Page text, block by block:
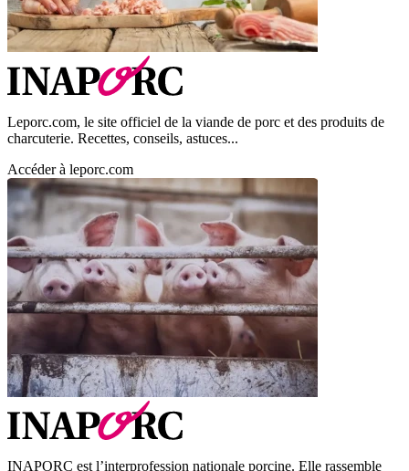
Leporc.com, le site officiel de la viande de porc et des produits de
charcuterie. Recettes, conseils, astuces...
Accéder à leporc.com
INAPORC est l’interprofession nationale porcine. Elle rassemble